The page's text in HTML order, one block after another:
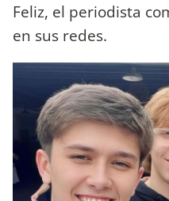
Feliz, el periodista
en sus redes.